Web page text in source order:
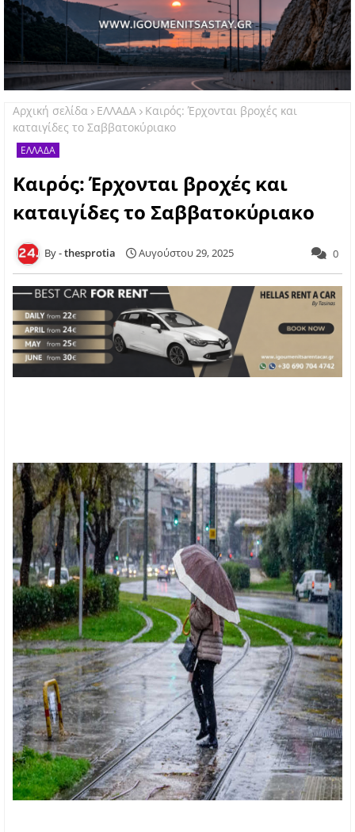
Αρχική σελίδα ΕΛΛΑΔΑ
Καιρός: Έρχονται βροχές και
καταιγίδες το Σαββατοκύριακο
ΕΛΛΑΔΑ
Καιρός: Έρχονται βροχές και
καταιγίδες το Σαββατοκύριακο
thesprotia Αυγούστου 29, 2025 0